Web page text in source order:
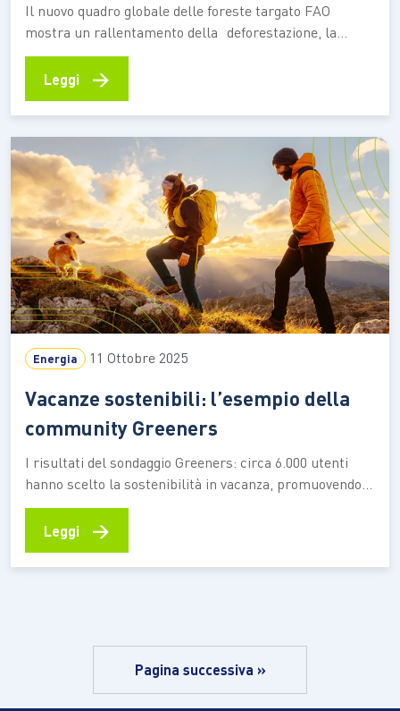
Il nuovo quadro globale delle foreste targato FAO
mostra un rallentamento della deforestazione, la
crescita delle aree protette e l’espansione degli
impegni di ripristino, ma conferma che gli obiettivi
salto di qualità nelle politiche e negli investimenti Le
foreste sono una delle…
Leggi →
Energia 11 Ottobre 2025
Vacanze sostenibili: l’esempio della
community Greeners
I risultati del sondaggio Greeners: circa 6.000 utenti
hanno scelto la sostenibilità in vacanza, promuovendo il
cibo locale e la riduzione dei rifiuti Greeners è la
community di Sorgenia che unisce persone, clienti e
quotidiane, moltiplicando insieme il loro impatto
Leggi →
Pagina successiva »